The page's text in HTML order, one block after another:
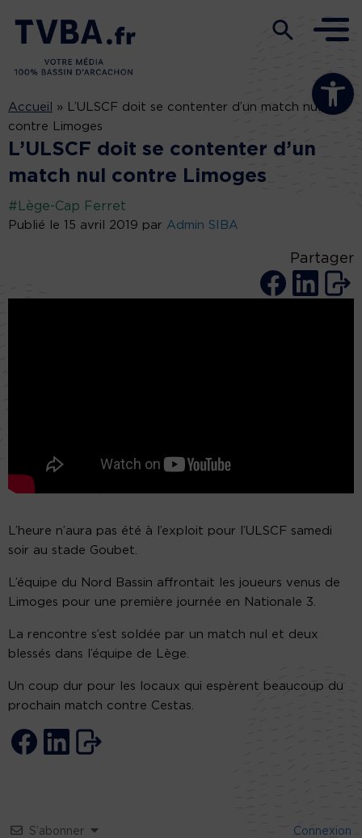
Ouvrir la
Accueil »
L’ULSCF doit se contenter d’un match nul
contre Limoges
L’ULSCF doit se contenter d’un
match nul contre Limoges
#Lège-Cap Ferret
Publié le 15 avril 2019 par Admin SIBA
Partager
L’heure n’aura pas été à l’exploit pour l’ULSCF samedi
soir au stade Goubet.
L’équipe du Nord Bassin affrontait les joueurs venus de
Limoges pour une première journée en Nationale 3.
La rencontre s’est soldée par un match nul et deux
blessés dans l’équipe de Lège.
Un coup dur pour les locaux qui espèrent beaucoup du
prochain match contre Cestas.
S’abonner Connexion